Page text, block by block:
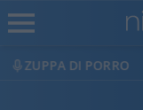
ECONOMIA